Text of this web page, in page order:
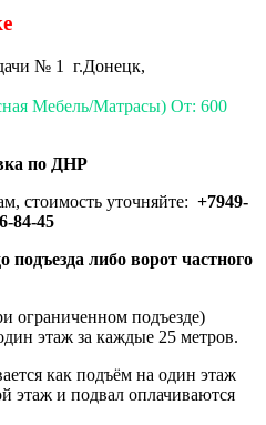
№ 1 г.Донецк,
Мебель/Матрасы) От: 600
по ДНР
стоимость уточняйте: +7949-
84-45
подъезда либо ворот частного
ограниченном подъезде)
этаж за каждые 25 метров.
как подъём на один этаж
этаж и подвал оплачиваются